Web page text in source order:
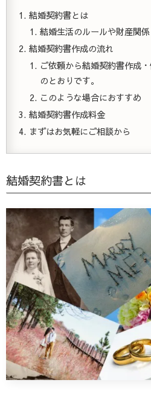
結婚契約書とは
結婚生活のルールや財産関
結婚契約書作成の流れ
ご依頼から結婚契約書作成
のとおりです。
このような場合におすすめ
結婚契約書作成料金
まずはお気軽にご相談から
結婚契約書とは